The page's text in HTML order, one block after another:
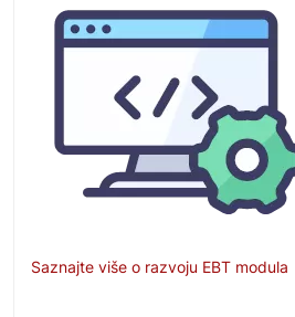
Saznajte više o razvoju EBT modula